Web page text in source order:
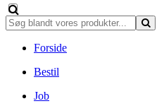
Forside
Bestil
Job